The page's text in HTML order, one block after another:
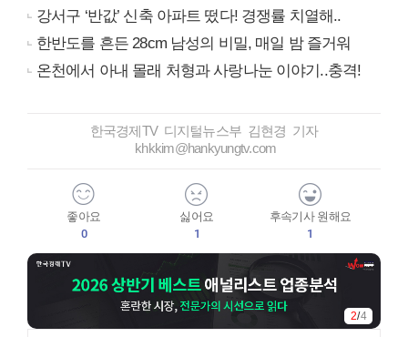
강서구 ‘반값’ 신축 아파트 떴다! 경쟁률 치열해..
한반도를 흔든 28cm 남성의 비밀, 매일 밤 즐거워
온천에서 아내 몰래 처형과 사랑나눈 이야기..충격!
한국경제TV 디지털뉴스부 김현경 기자
khkkim@hankyungtv.com
좋아요
0
싫어요
1
후속기사 원해요
1
2/4